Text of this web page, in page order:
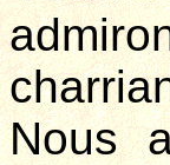
Nous